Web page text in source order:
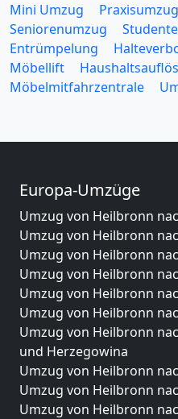
Mini Umzug
Praxisumzug
Seniorenumzug
Entrümpelung
Möbellift
Möbelmitfahrzentrale
Europa-Umzüge
Umzug von Heilbronn
Umzug von Heilbronn
Umzug von Heilbronn
Umzug von Heilbronn
Umzug von Heilbronn
Umzug von Heilbronn
Umzug von Heilbronn
und Herzegowina
Umzug von Heilbronn
Umzug von Heilbronn
Umzug von Heilbronn